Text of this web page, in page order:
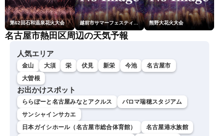
第62回石和温泉花火大会 越前市サマーフェスティバル花火大会 熊野大花火大会
名古屋市熱田区周辺の天気予報
人気エリア
金山 大須 栄 伏見 新栄 今池
名古屋市
大曽根
お出かけスポット
ららぽーと名古屋みなとアクルス
パロマ瑞穂スタジアム
サンシャインサカエ
日本ガイシホール（名古屋市総合体育館）
名古屋港水族館